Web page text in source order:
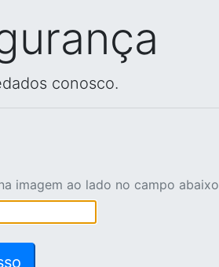
conosco.
imagem ao lado no campo abaixo